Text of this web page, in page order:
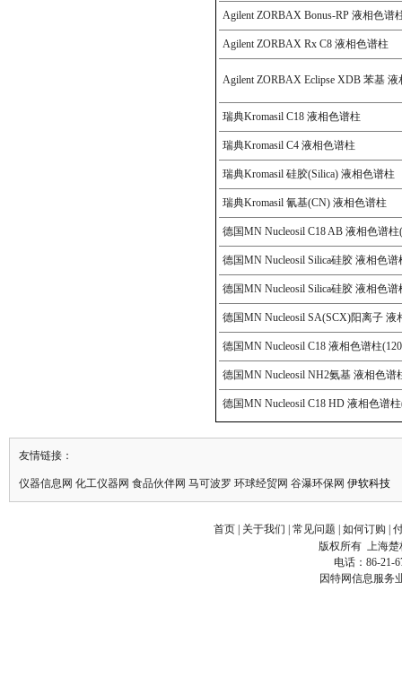
友情链接：
仪器信息网 化工仪器网 食品伙伴网 马可波罗 环球经贸网 谷瀑环保网 伊软科技
首页| 关于我们 常见问题 如何订购
版权所有 上海
电话：86-21-
因特网信息服务